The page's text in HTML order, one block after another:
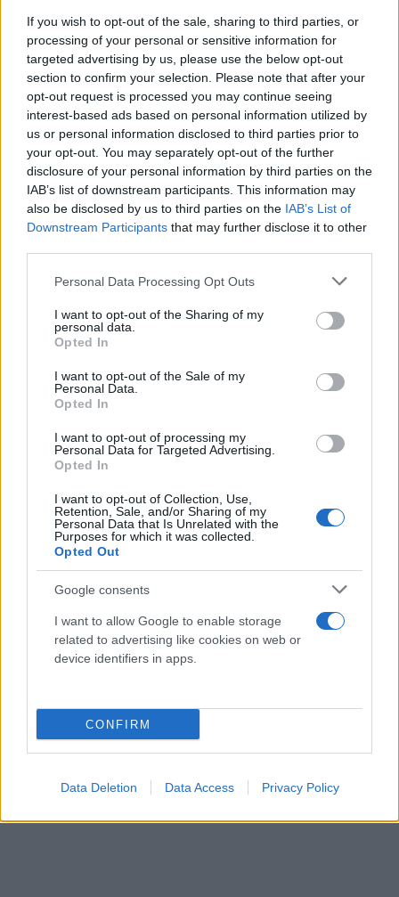
If you wish to opt-out of the sale, sharing to third parties, or
processing of your personal or sensitive information for
targeted advertising by us, please use the below opt-out
section to confirm your selection. Please note that after your
opt-out request is processed you may continue seeing
interest-based ads based on personal information utilized by
us or personal information disclosed to third parties prior to
your opt-out. You may separately opt-out of the further
disclosure of your personal information by third parties on the
IAB’s list of downstream participants. This information may
also be disclosed by us to third parties on the IAB’s List of
Downstream Participants that may further disclose it to other
Please note that this website/app uses one or more Google
not limited to your visit or usage behaviour. You may click to
grant or deny consent to Google and its third-party tags to
use your data for below specified purposes in below Google
consent section.
Personal Data Processing Opt Outs
I want to opt-out of the Sharing of my
personal data.
Opted In
I want to opt-out of the Sale of my
Personal Data.
Opted In
I want to opt-out of processing my
Personal Data for Targeted Advertising.
Opted In
I want to opt-out of Collection, Use,
Retention, Sale, and/or Sharing of my
Personal Data that Is Unrelated with the
Purposes for which it was collected.
Opted Out
Google consents
I want to allow Google to enable storage
related to advertising like cookies on web or
device identifiers in apps.
CONFIRM
Data Deletion Data Access Privacy Policy
Ιδιαίτερο ενδιαφέρον παρουσιάζει το εύρημα
σχετικά με συγκεκριμένα γονίδια-οδηγούς της
νόσου. Για παράδειγμα, το γονίδιο FBXW7, το οποίο
εμφανίζεται σε πάνω από το 50% των όγκων
μαστού στις γάτες, συνδέεται και στους ανθρώπους
με πιο επιθετικές μορφές καρκίνου και χειρότερη
πρόγνωση. Παρομοίως, το γονίδιο PIK3CA, γνωστό
από τον ανθρώπινο καρκίνο του μαστού,
εμφανίστηκε στο 47% των αντίστοιχων όγκων στις
θεραπειών.
Αυτές οι ομοιότητες δεν περιορίζονται μόνο στον
αντίστοιχα γενετικά μοτίβα και σε καρκίνους του
αίματος, των οστών, του πνεύμονα, του δέρματος
αλλά και του νευρικού συστήματος. Αυτό ενισχύει
την άποψη ότι υπάρχουν κοινές βιολογικές
νόσου σε διαφορετικά είδη.